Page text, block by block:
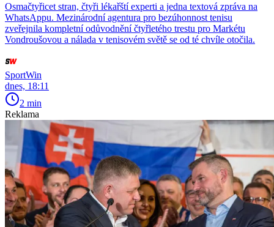
Osmačtyřicet stran, čtyři lékařští experti a jedna textová zpráva na
WhatsAppu. Mezinárodní agentura pro bezúhonnost tenisu
zveřejnila kompletní odůvodnění čtyřletého trestu pro Markétu
Vondroušovou a nálada v tenisovém světě se od té chvíle otočila.
SportWin
dnes, 18:11
2 min
Reklama